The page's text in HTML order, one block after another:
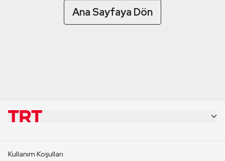
Ana Sayfaya Dön
Kullanım Koşulları